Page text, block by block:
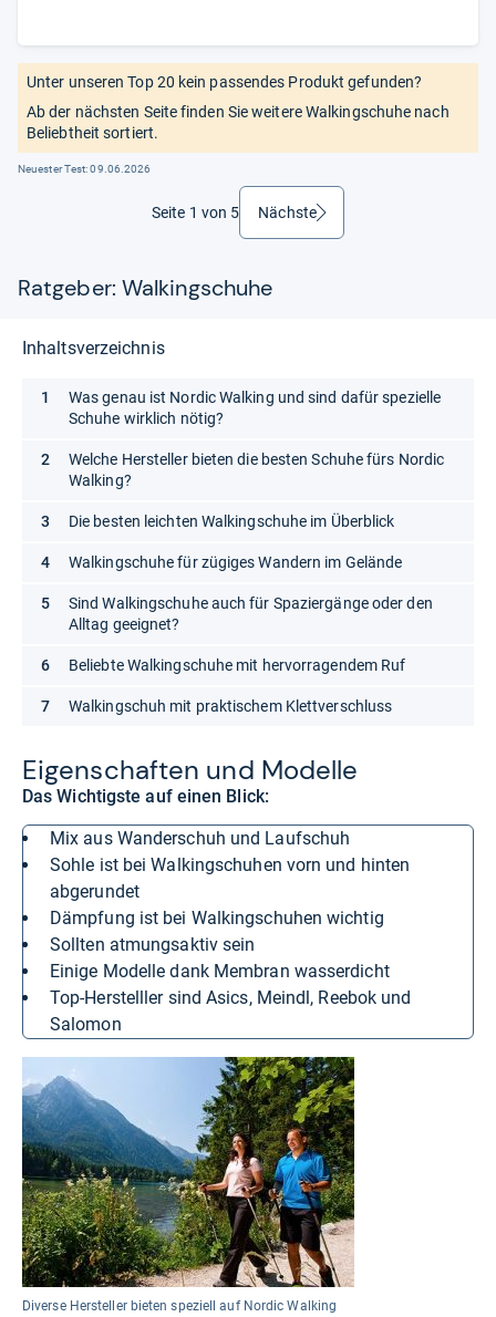
Unter unseren Top 20 kein passendes Produkt gefunden?
Ab der nächsten Seite finden Sie weitere Walkingschuhe nach
Beliebtheit sortiert.
Neuester Test:09.06.2026
Seite 1 von 5 Nächsteweiter
Ratgeber: Walkingschuhe
Eigen­schaf­ten und Modelle
Das Wichtigste auf einen Blick:
Mix aus Wanderschuh und Laufschuh
Sohle ist bei Walkingschuhen vorn und hinten
abgerundet
Dämpfung ist bei Walkingschuhen wichtig
Sollten atmungsaktiv sein
Einige Modelle dank Membran wasserdicht
Top-Herstelller sind Asics, Meindl, Reebok und
Salomon
Diverse Hersteller bieten speziell auf Nordic Walking
Inhaltsverzeichnis
Was genau ist Nordic Walking und sind dafür spezielle
Schuhe wirklich nötig?
Welche Hersteller bieten die besten Schuhe fürs Nordic
Walking?
Die besten leichten Walkingschuhe im Überblick
Walkingschuhe für zügiges Wandern im Gelände
Sind Walkingschuhe auch für Spaziergänge oder den
Alltag geeignet?
Beliebte Walkingschuhe mit hervorragendem Ruf
Walkingschuh mit praktischem Klettverschluss